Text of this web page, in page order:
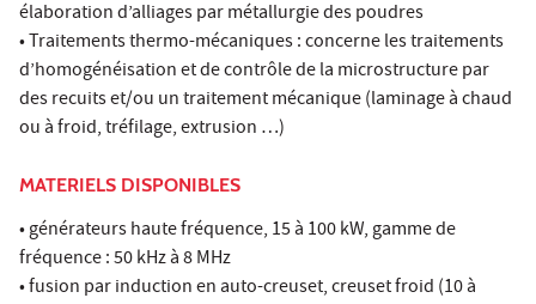
élaboration d’alliages par métallurgie des poudres
• Traitements thermo-mécaniques : concerne les traitements
d’homogénéisation et de contrôle de la microstructure par
des recuits et/ou un traitement mécanique (laminage à chaud
ou à froid, tréfilage, extrusion …)
MATERIELS DISPONIBLES
• générateurs haute fréquence, 15 à 100 kW, gamme de
fréquence : 50 kHz à 8 MHz
• fusion par induction en auto-creuset, creuset froid (10 à